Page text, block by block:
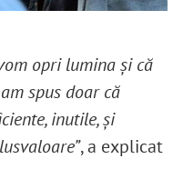
opri lumina și că
spus doar că
inutile, şi
, a explicat